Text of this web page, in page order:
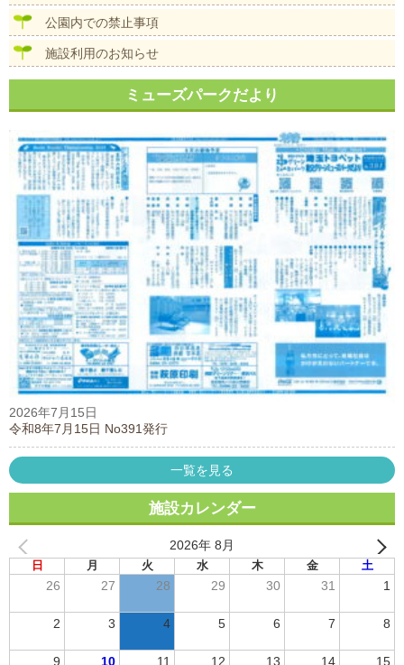
公園内での禁止事項
施設利用のお知らせ
ミューズパークだより
2026年7月15日
令和8年7月15日 No391発行
一覧を見る
施設カレンダー
2026年 8月
日 月 火 水 木 金 土
26 27 28 29 30 31 1
2 3 4 5 6 7 8
9 10 11 12 13 14 15